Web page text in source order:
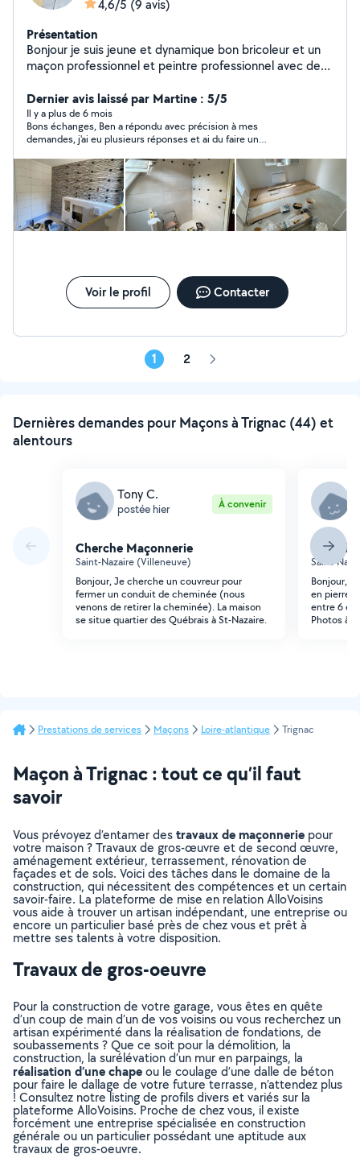
4,6/5 (9 avis)
Présentation
Bonjour je suis jeune et dynamique bon bricoleur et un
maçon professionnel et peintre professionnel avec des
touche à tout
Dernier avis laissé par Martine : 5/5
Il y a plus de 6 mois
Bons échanges, Ben a répondu avec précision à mes
demandes, j'ai eu plusieurs réponses et ai du faire un
Voir le profil Contacter
1 2 Page
Dernières demandes pour Maçons à Trignac (44) et
alentours
Tony C.
postée hier À convenir
Cherche Maçonnerie
Saint-Nazaire (Villeneuve)
Bonjour, Je cherche un couvreur pour
fermer un conduit de cheminée (nous
venons de retirer la cheminée). La maison
se situe quartier des Québrais à St-Nazaire.
Saint-
Bonjour,
en pierre
entre 6 et
Photos à
Prestations de services Maçons Loire-atlantique Trignac
Maçon à Trignac : tout ce qu’il faut
savoir
Vous prévoyez d’entamer destravaux de maçonnerie pour
votre maison ? Travaux de gros-œuvre et de second œuvre,
aménagement extérieur, terrassement, rénovation de
façades et de sols. Voici des tâches dans le domaine de la
construction, qui nécessitent des compétences et un certain
savoir-faire. La plateforme de mise en relation AlloVoisins
vous aide à trouver un artisan indépendant, une entreprise ou
encore un particulier basé près de chez vous et prêt à
mettre ses talents à votre disposition.
Travaux de gros-oeuvre
Pour la construction de votre garage, vous êtes en quête
d’un coup de main d’un de vos voisins ou vous recherchez un
artisan expérimenté dans la réalisation de fondations, de
soubassements ? Que ce soit pour la démolition, la
construction, la surélévation d’un mur en parpaings, la
réalisation d’une chapeou le coulage d’une dalle de béton
pour faire le dallage de votre future terrasse, n’attendez plus
! Consultez notre listing de profils divers et variés sur la
plateforme AlloVoisins. Proche de chez vous, il existe
forcément une entreprise spécialisée en construction
générale ou un particulier possédant une aptitude aux
travaux de gros-oeuvre.